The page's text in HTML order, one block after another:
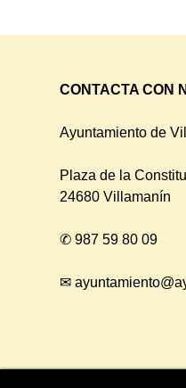
CONTACTA CON
Ayuntamiento de
Plaza de la
24680 Villamanín
✆987 59 80 09
✉